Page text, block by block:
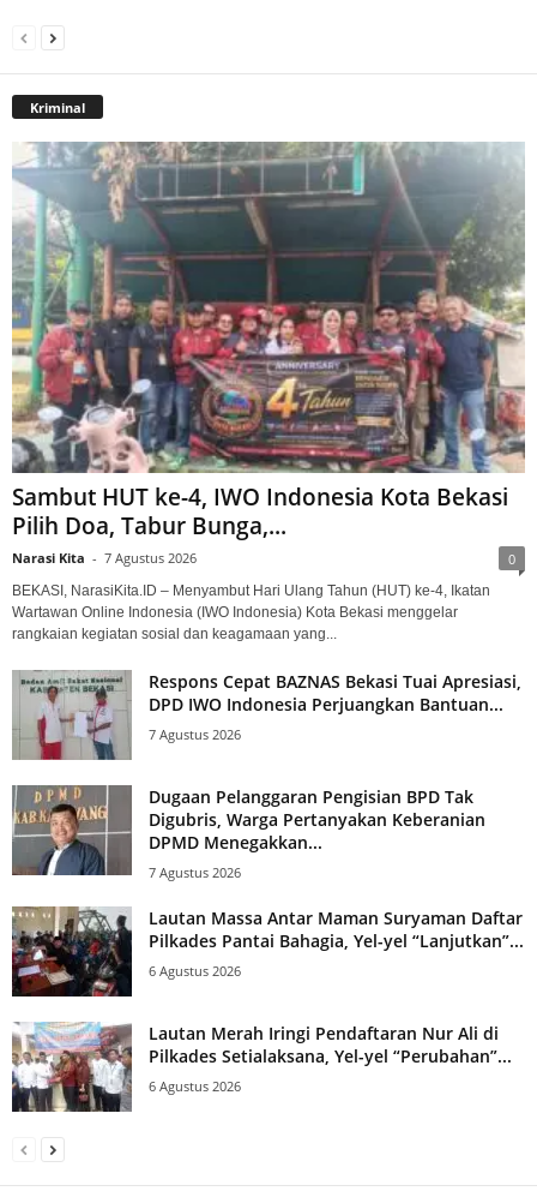
Kriminal
Sambut HUT ke-4, IWO Indonesia Kota Bekasi
Pilih Doa, Tabur Bunga,...
Narasi Kita - 7 Agustus 2026 0
BEKASI, NarasiKita.ID – Menyambut Hari Ulang Tahun (HUT) ke-4, Ikatan
Wartawan Online Indonesia (IWO Indonesia) Kota Bekasi menggelar
rangkaian kegiatan sosial dan keagamaan yang...
Respons Cepat BAZNAS Bekasi Tuai Apresiasi,
DPD IWO Indonesia Perjuangkan Bantuan...
7 Agustus 2026
Dugaan Pelanggaran Pengisian BPD Tak
Digubris, Warga Pertanyakan Keberanian
DPMD Menegakkan...
7 Agustus 2026
Lautan Massa Antar Maman Suryaman Daftar
Pilkades Pantai Bahagia, Yel-yel “Lanjutkan”...
6 Agustus 2026
Lautan Merah Iringi Pendaftaran Nur Ali di
Pilkades Setialaksana, Yel-yel “Perubahan”...
6 Agustus 2026